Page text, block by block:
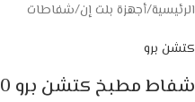
الرئيسية/أجهزة بلت إن/شفاطات
كتشن برو
شفاط مطبخ كتشن برو 90 سم- 3 سرعات – أسود